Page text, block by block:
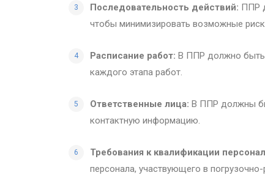
Последовательность действий: ППР
чтобы минимизировать возможные
Расписание работ: В ППР должно быть
каждого этапа работ.
Ответственные лица: В ППР должны
контактную информацию.
Требования к квалификации
персонала, участвующего в погрузочно-